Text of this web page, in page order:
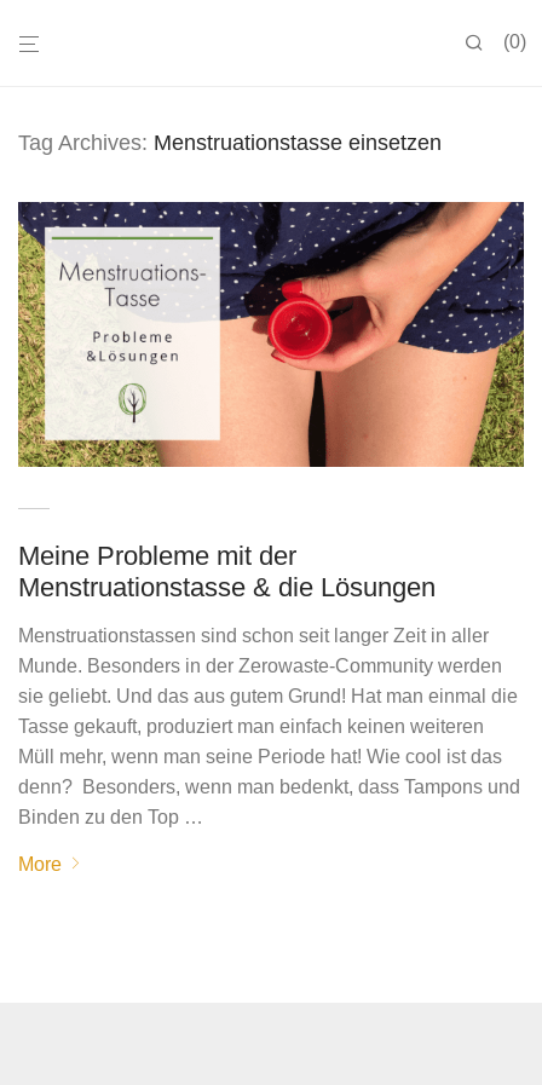
0
Tag Archives: Menstruationstasse einsetzen
Meine Probleme mit der
Menstruationstasse & die Lösungen
Menstruationstassen sind schon seit langer Zeit in aller
Munde. Besonders in der Zerowaste-Community werden
sie geliebt. Und das aus gutem Grund! Hat man einmal die
Tasse gekauft, produziert man einfach keinen weiteren
Müll mehr, wenn man seine Periode hat! Wie cool ist das
denn? Besonders, wenn man bedenkt, dass Tampons und
Binden zu den Top …
More